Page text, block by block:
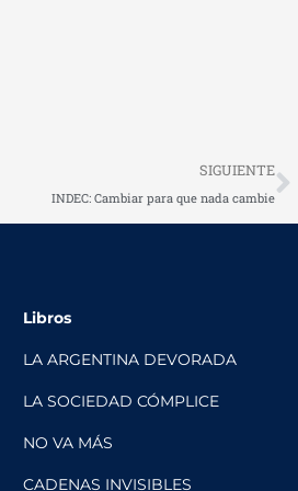
SIGUIENTE
INDEC: Cambiar para que nada cambie
Libros
LA ARGENTINA DEVORADA
LA SOCIEDAD CÓMPLICE
NO VA MÁS
CADENAS INVISIBLES